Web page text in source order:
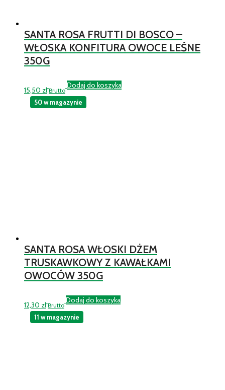
SANTA ROSA FRUTTI DI BOSCO –
WŁOSKA KONFITURA OWOCE LEŚNE
350G
15,50 zł Brutto
Dodaj do koszyka
SANTA ROSA WŁOSKI DŻEM
TRUSKAWKOWY Z KAWAŁKAMI
OWOCÓW 350G
12,30 zł Brutto
Dodaj do koszyka
50 w magazynie
11 w magazynie